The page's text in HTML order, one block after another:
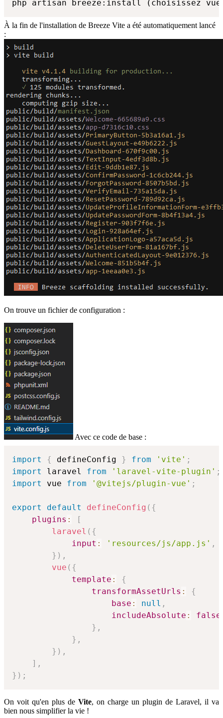
À la fin de l'installation de Breeze Vite a été automatiquement lancé
:
On trouve un fichier de configuration :
Avec ce code de base :
import { defineConfig } from 'vite' ;
import
laravel from 'laravel-vite-plugin' ;
import
vue from '@vitejs/plugin-vue' ;
export default defineConfig ( {
plugins :
[
laravel ( {
input : 'resources/js/app.js' ,
} ) ,
vue ( {
template :
{
transformAssetUrls :
{
base : null ,
includeAbsolute : false
} ,
} ,
} ) ,
] ,
} ) ;
On voit qu'en plus de Vite, on charge un plugin de Laravel, il va
bien nous simplifier la vie !